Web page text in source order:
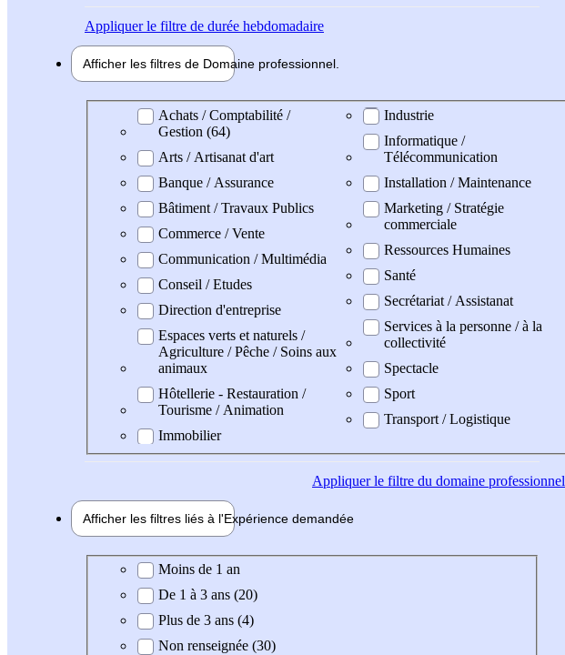
Appliquerle filtre de durée hebdomadaire
Afficher les filtres de Domaine professionnel
Domaine professionel
Achats / Comptabilité /
Gestion (64)
Arts / Artisanat d'art
Banque / Assurance
Bâtiment / Travaux Publics
Commerce / Vente
Communication / Multimédia
Conseil / Etudes
Direction d'entreprise
Espaces verts et naturels /
Agriculture / Pêche / Soins aux
animaux
Hôtellerie - Restauration /
Tourisme / Animation
Immobilier
Industrie
Informatique /
Télécommunication
Installation / Maintenance
Marketing / Stratégie
commerciale
Ressources Humaines
Santé
Secrétariat / Assistanat
Services à la personne / à la
collectivité
Spectacle
Sport
Transport / Logistique
Appliquerle filtre du domaine professionnel
Afficher les filtres liés à l'Expérience demandée
Expérience demandée
Moins de 1 an
De 1 à 3 ans (20)
Plus de 3 ans (4)
Non renseignée (30)